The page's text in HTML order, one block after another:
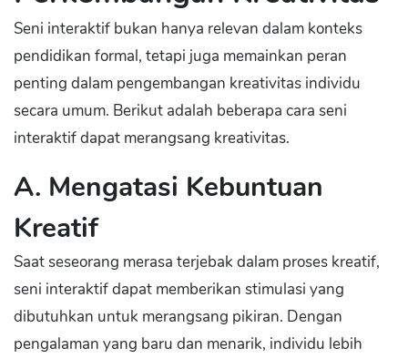
Seni interaktif bukan hanya relevan dalam konteks
pendidikan formal, tetapi juga memainkan peran
penting dalam pengembangan kreativitas individu
secara umum. Berikut adalah beberapa cara seni
interaktif dapat merangsang kreativitas.
A. Mengatasi Kebuntuan
Kreatif
Saat seseorang merasa terjebak dalam proses kreatif,
seni interaktif dapat memberikan stimulasi yang
dibutuhkan untuk merangsang pikiran. Dengan
pengalaman yang baru dan menarik, individu lebih